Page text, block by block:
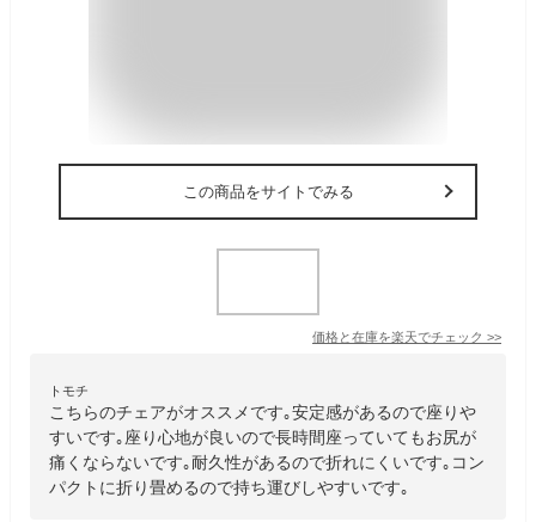
この商品をサイトでみる
価格と在庫を楽天でチェック >>
トモチ
こちらのチェアがオススメです｡安定感があるので座りや
すいです｡座り心地が良いので長時間座っていてもお尻が
痛くならないです｡耐久性があるので折れにくいです｡コン
パクトに折り畳めるので持ち運びしやすいです｡